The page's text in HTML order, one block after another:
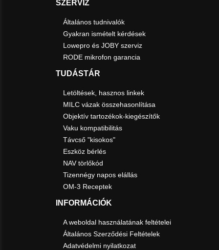
SZERVIZ
Általános tudnivalók
Gyakran ismételt kérdések
Lowepro és JOBY szerviz
RODE mikrofon garancia
TUDÁSTÁR
Letöltések, hasznos linkek
MILC vázak összehasonlítása
Objektív tartozékok-kiegészítők
Vaku kompatibilitás
Távcső "kisokos"
Eszköz bérlés
NAV törlőkód
Tizennégy napos elállás
OM-3 Receptek
INFORMÁCIÓK
A weboldal használatának feltételei
Általános Szerződési Feltételek
Adatvédelmi nyilatkozat